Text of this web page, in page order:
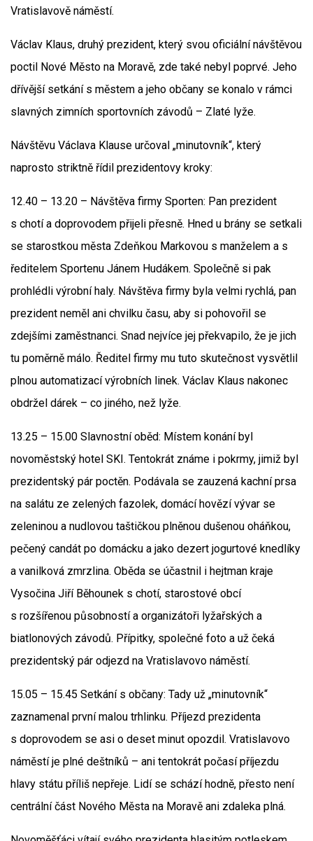
Vratislavově náměstí.
Václav Klaus, druhý prezident, který svou oficiální návštěvou
poctil Nové Město na Moravě, zde také nebyl poprvé. Jeho
dřívější setkání s městem a jeho občany se konalo v rámci
slavných zimních sportovních závodů – Zlaté lyže.
Návštěvu Václava Klause určoval „minutovník“, který
naprosto striktně řídil prezidentovy kroky:
12.40 – 13.20 – Návštěva firmy Sporten: Pan prezident
s chotí a doprovodem přijeli přesně. Hned u brány se setkali
se starostkou města Zdeňkou Markovou s manželem a s
ředitelem Sportenu Jánem Hudákem. Společně si pak
prohlédli výrobní haly. Návštěva firmy byla velmi rychlá, pan
prezident neměl ani chvilku času, aby si pohovořil se
zdejšími zaměstnanci. Snad nejvíce jej překvapilo, že je jich
tu poměrně málo. Ředitel firmy mu tuto skutečnost vysvětlil
plnou automatizací výrobních linek. Václav Klaus nakonec
obdržel dárek – co jiného, než lyže.
13.25 – 15.00 Slavnostní oběd: Místem konání byl
novoměstský hotel SKI. Tentokrát známe i pokrmy, jimiž byl
prezidentský pár poctěn. Podávala se zauzená kachní prsa
na salátu ze zelených fazolek, domácí hovězí vývar se
zeleninou a nudlovou taštičkou plněnou dušenou oháňkou,
pečený candát po domácku a jako dezert jogurtové knedlíky
a vanilková zmrzlina. Oběda se účastnil i hejtman kraje
Vysočina Jiří Běhounek s chotí, starostové obcí
s rozšířenou působností a organizátoři lyžařských a
biatlonových závodů. Přípitky, společné foto a už čeká
prezidentský pár odjezd na Vratislavovo náměstí.
15.05 – 15.45 Setkání s občany: Tady už „minutovník“
zaznamenal první malou trhlinku. Příjezd prezidenta
s doprovodem se asi o deset minut opozdil. Vratislavovo
náměstí je plné deštníků – ani tentokrát počasí příjezdu
hlavy státu příliš nepřeje. Lidí se schází hodně, přesto není
centrální část Nového Města na Moravě ani zdaleka plná.